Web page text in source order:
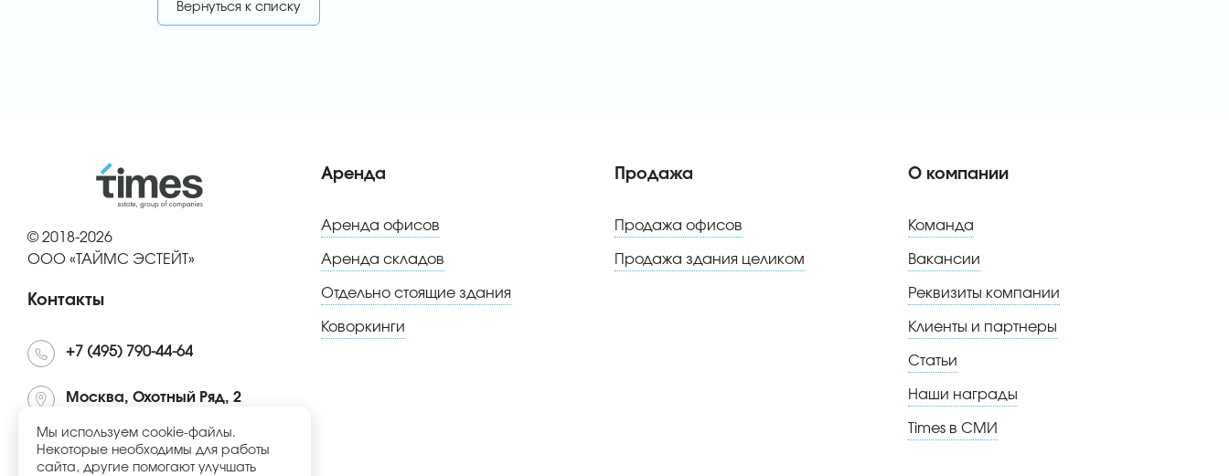
Вернуться к списку
© 2018-2026
ООО «ТАЙМС ЭСТЕЙТ»
Контакты
+7 (495) 790-44-64
Москва, Охотный Ряд, 2
Аренда
Аренда офисов
Аренда складов
Отдельно стоящие здания
Коворкинги
Продажа
Продажа офисов
Продажа здания целиком
О компании
Команда
Вакансии
Реквизиты компании
Клиенты и партнеры
Статьи
Наши награды
Times в СМИ
Мы используем cookie-файлы.
Некоторые необходимы для работы
сайта, другие помогают улучшать